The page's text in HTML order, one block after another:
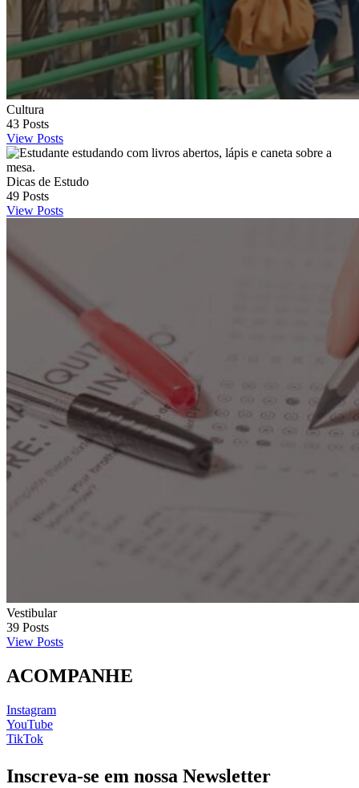
Cultura
43 Posts
View Posts
Dicas de Estudo
49 Posts
View Posts
Vestibular
39 Posts
View Posts
ACOMPANHE
Instagram
YouTube
TikTok
Inscreva-se em nossa Newsletter